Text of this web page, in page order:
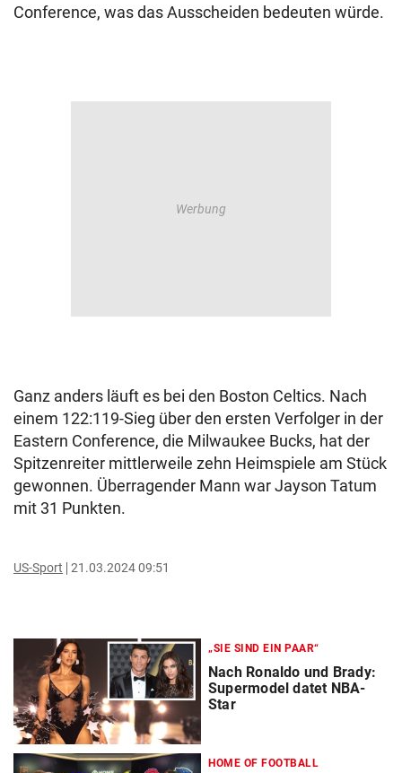
Conference, was das Ausscheiden bedeuten würde.
Ganz anders läuft es bei den Boston Celtics. Nach
einem 122:119-Sieg über den ersten Verfolger in der
Eastern Conference, die Milwaukee Bucks, hat der
Spitzenreiter mittlerweile zehn Heimspiele am Stück
gewonnen. Überragender Mann war Jayson Tatum
mit 31 Punkten.
US-Sport 21.03.2024 09:51
„SIE SIND EIN PAAR“
Nach Ronaldo und Brady:
Supermodel datet NBA-
Star
HOME OF FOOTBALL